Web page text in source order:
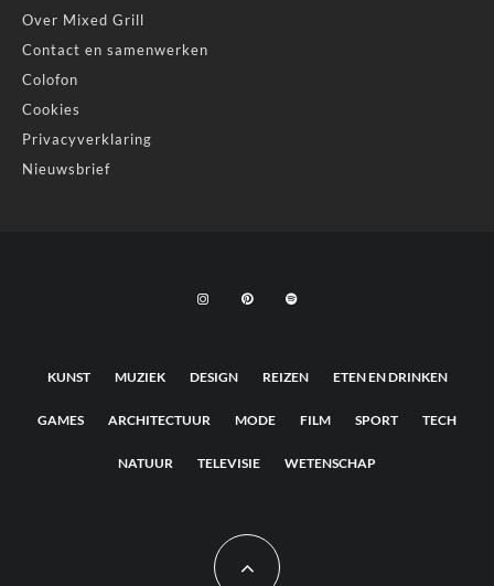
Over Mixed Grill
Contact en samenwerken
Colofon
Cookies
Privacyverklaring
Nieuwsbrief
KUNST MUZIEK DESIGN REIZEN ETEN EN DRINKEN
GAMES ARCHITECTUUR MODE FILM SPORT TECH
NATUUR TELEVISIE WETENSCHAP